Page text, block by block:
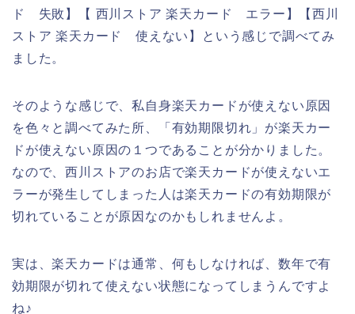
ド 失敗】【 西川ストア 楽天カード エラー】【西川
ストア 楽天カード 使えない】という感じで調べてみ
ました。
そのような感じで、私自身楽天カードが使えない原因
を色々と調べてみた所、「有効期限切れ」が楽天カー
ドが使えない原因の１つであることが分かりました。
なので、西川ストアのお店で楽天カードが使えないエ
ラーが発生してしまった人は楽天カードの有効期限が
切れていることが原因なのかもしれませんよ。
実は、楽天カードは通常、何もしなければ、数年で有
効期限が切れて使えない状態になってしまうんですよ
ね♪